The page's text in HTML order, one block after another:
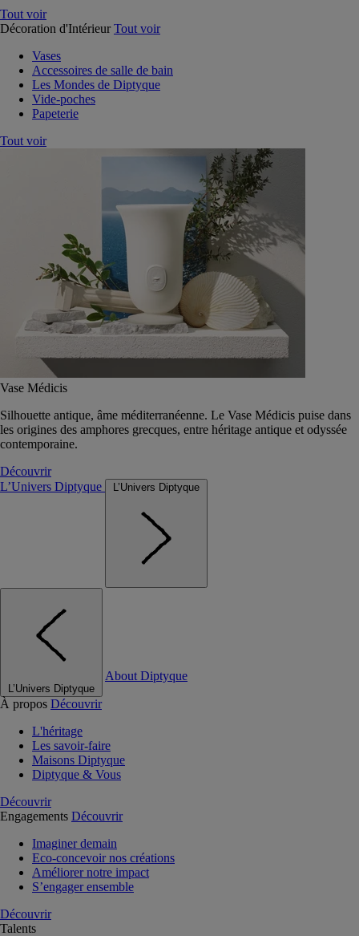
Tout voir
Décoration d'Intérieur Tout voir
Vases
Accessoires de salle de bain
Les Mondes de Diptyque
Vide-poches
Papeterie
Tout voir
Vase Médicis
Silhouette antique, âme méditerranéenne. Le Vase Médicis puise dans
les origines des amphores grecques, entre héritage antique et odyssée
contemporaine.
Découvrir
L’Univers Diptyque
L’Univers Diptyque
L’Univers Diptyque
About Diptyque
À propos Découvrir
L'héritage
Les savoir-faire
Maisons Diptyque
Diptyque & Vous
Découvrir
Engagements Découvrir
Imaginer demain
Eco-concevoir nos créations
Améliorer notre impact
S’engager ensemble
Découvrir
Talents